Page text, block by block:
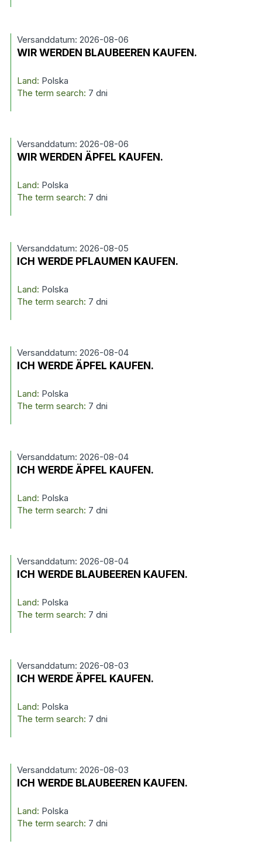
Versanddatum: 2026-08-06
WIR WERDEN BLAUBEEREN KAUFEN.
Land: Polska
The term search: 7 dni
Versanddatum: 2026-08-06
WIR WERDEN ÄPFEL KAUFEN.
Land: Polska
The term search: 7 dni
Versanddatum: 2026-08-05
ICH WERDE PFLAUMEN KAUFEN.
Land: Polska
The term search: 7 dni
Versanddatum: 2026-08-04
ICH WERDE ÄPFEL KAUFEN.
Land: Polska
The term search: 7 dni
Versanddatum: 2026-08-04
ICH WERDE ÄPFEL KAUFEN.
Land: Polska
The term search: 7 dni
Versanddatum: 2026-08-04
ICH WERDE BLAUBEEREN KAUFEN.
Land: Polska
The term search: 7 dni
Versanddatum: 2026-08-03
ICH WERDE ÄPFEL KAUFEN.
Land: Polska
The term search: 7 dni
Versanddatum: 2026-08-03
ICH WERDE BLAUBEEREN KAUFEN.
Land: Polska
The term search: 7 dni